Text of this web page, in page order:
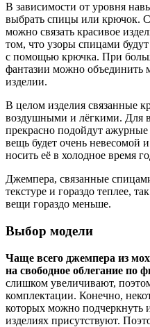
В зависимости от уровня
выбрать спицы или крючок.
можно связать красивое
том, что узоры спицами будут
с помощью крючка. При
фантазии можно объединить
изделии.
В целом изделия связанные
воздушными и лёгкими. Для
прекрасно подойдут
вещь будет очень невесомой
носить её в холодное время
Джемпера, связанные
текстуре и гораздо теплее,
вещи гораздо меньше.
Выбор модели
Чаще всего джемпера из
на свободное облегание по
слишком увеличивают,
комплектации. Конечно,
которых можно подчеркнуть
изделиях присутствуют.